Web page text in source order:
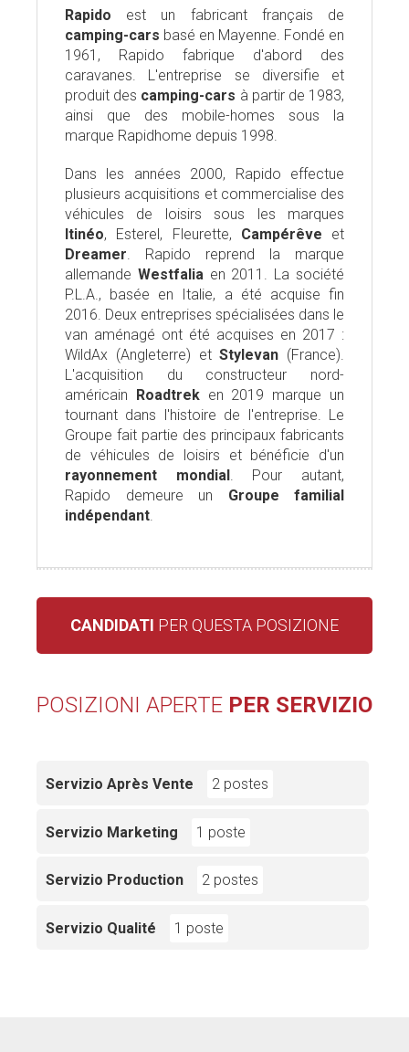
Rapido est un fabricant français de
camping-cars basé en Mayenne. Fondé en
1961, Rapido fabrique d'abord des
caravanes. L'entreprise se diversifie et
produit des camping-cars à partir de 1983,
ainsi que des mobile-homes sous la
marque Rapidhome depuis 1998.
Dans les années 2000, Rapido effectue
plusieurs acquisitions et commercialise des
véhicules de loisirs sous les marques
Itinéo, Esterel, Fleurette, Campérêve et
Dreamer. Rapido reprend la marque
allemande Westfaliaen 2011. La société
P.L.A., basée en Italie, a été acquise fin
2016. Deux entreprises spécialisées dans le
van aménagé ont été acquises en 2017 :
WildAx (Angleterre) etStylevan (France).
L'acquisition du constructeur nord-
américain Roadtreken 2019 marque un
tournant dans l'histoire de l'entreprise. Le
Groupe fait partie des principaux fabricants
de véhicules de loisirs et bénéficie d'un
rayonnement mondial. Pour autant,
Rapido demeure un Groupe familial
indépendant.
CANDIDATI PER QUESTA POSIZIONE
POSIZIONI APERTE PER SERVIZIO
Servizio Après Vente 2 postes
Servizio Marketing 1 poste
Servizio Production 2 postes
Servizio Qualité 1 poste